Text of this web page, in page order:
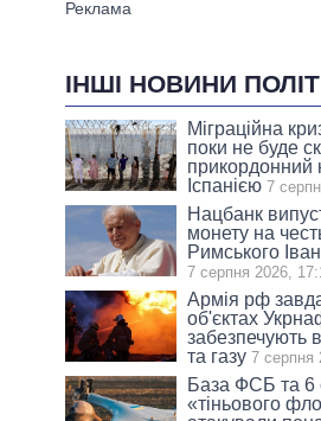
ІНШІ НОВИНИ
Міграційна
поки не буде
прикордонний
Іспанією 7
Нацбанк
монету на
Римського
7 серпня 2026,
Армія рф
об'єктах
забезпечують
та газу 7 серпня
База ФСБ та 6
«тіньового